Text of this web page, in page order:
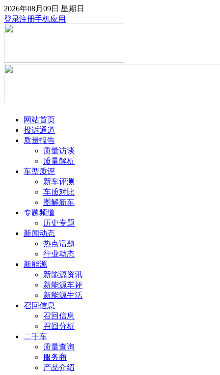
2026年08月09日 星期日
登录注册手机应用
网站首页
投诉通道
质量报告
质量访谈
质量解析
车型质评
新车评测
车质对比
图解新车
专题频道
历史专题
新闻动态
热点话题
行业动态
新能源
新能源资讯
新能源车评
新能源生活
召回信息
召回信息
召回分析
二手车
质量查询
服务商
产品介绍